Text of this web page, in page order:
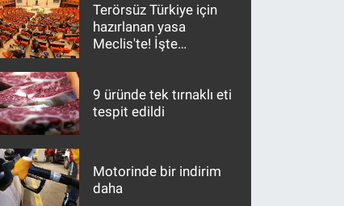
Terörsüz Türkiye için
hazırlanan yasa
Meclis'te! İşte
9 üründe tek tırnaklı eti
tespit edildi
Motorinde bir indirim
daha